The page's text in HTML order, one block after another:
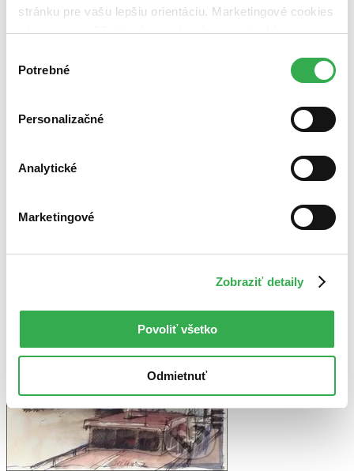
stránku pre vašu lepšiu orientáciu. Marketingové cookies
nám zas umožňujú zobrazenie relevantnej reklamy.
nám pomohlo, keby sme mohli používať všetky tieto
súhlasu
Potrebné
Personalizačné
Analytické
Marketingové
Zobraziť detaily
Povoliť všetko
Odmietnuť
Zúžiť výber
Bestsellery
Najdrahšie
Najlacnejšie